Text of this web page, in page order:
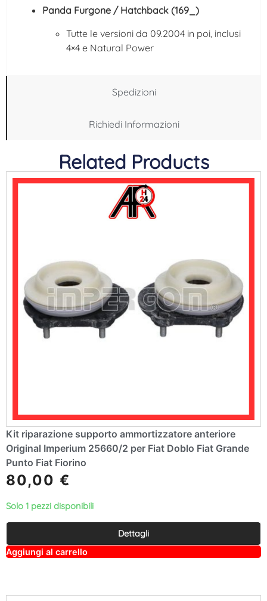
Spedizioni
Richiedi Informazioni
Panda Furgone / Hatchback (169_)
Tutte le versioni da 09.2004 in poi, inclusi
4×4 e Natural Power
Related Products
Kit riparazione supporto ammortizzatore anteriore
Original Imperium 25660/2 per Fiat Doblo Fiat Grande
Punto Fiat Fiorino
80,00 €
Solo 1 pezzi disponibili
Dettagli
Aggiungi al carrello
lt
a